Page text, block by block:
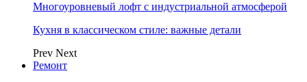
Многоуровневый лофт с индустриальной атмосферой
Кухня в классическом стиле: важные детали
Prev Next
Ремонт